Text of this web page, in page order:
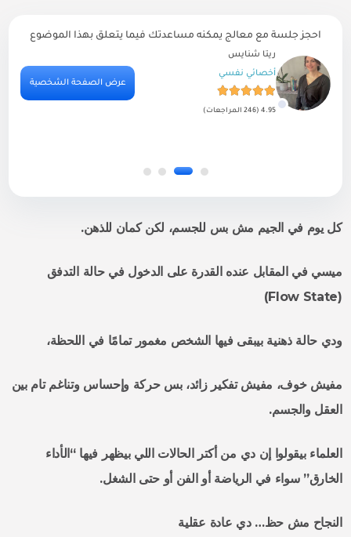
احجز جلسة مع معالج يمكنه مساعدتك فيما يتعلق بهذا الموضوع
ريتا شنايس
أخصائي نفسي
4.95 (246 المراجعات)
عرض الصفحة الشخصية
كل يوم في الجيم مش بس للجسم، لكن كمان للذهن.
ميسي في المقابل عنده القدرة على الدخول في حالة التدفق
(
Flow State
)
ودي حالة ذهنية بيبقى فيها الشخص مغمور تمامًا في اللحظة،
مفيش خوف، مفيش تفكير زائد، بس حركة وإحساس وتناغم تام بين
العقل والجسم.
العلماء بيقولوا إن دي من أكتر الحالات اللي بيظهر فيها “الأداء
الخارق” سواء في الرياضة أو الفن أو حتى الشغل.
النجاح مش حظ… دي عادة عقلية